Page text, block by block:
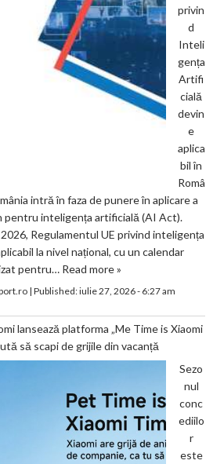
privin
d
Inteli
gența
Artifi
cială
devin
e
aplica
bil în
Româ
intră în faza de punere în aplicare a
pentru inteligența artificială (AI Act).
Regulamentul UE privind inteligența
la nivel național, cu un calendar
pentru… Read more »
| Published:iulie 27, 2026 - 6:27 am
lansează platforma „Me Time is Xiaomi
să scapi de grijile din vacanță
Sezo
nul
conc
ediilo
r
este